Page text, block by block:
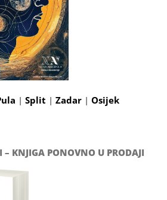
| Split | Zadar | Osijek
– KNJIGA PONOVNO U PRODAJI